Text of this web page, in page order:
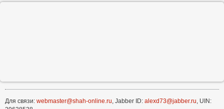
Для связи: webmaster@shah-online.ru, Jabber ID: alexd73@jabber.ru, UIN: